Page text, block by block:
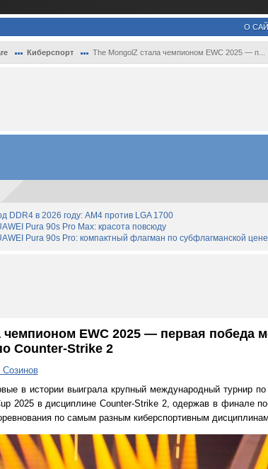
О
Киберспорт The MongolZ стала чемпионом EWC 2025 — п...
DDR4 в 2026 году: AM4 против LGA 1700
Pura 90s Pro Max: красота повсюду
Pura 90s Pro: компактный флагман по субфлагманской цене
чемпионом EWC 2025 — первая победа
Counter-Strike 2
в истории выиграла крупный международный турнир
2025 в дисциплине Counter-Strike 2, одержав в финале
по самым разным киберспортивным